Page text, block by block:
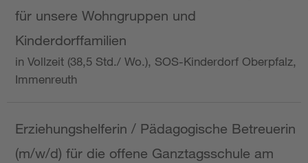
für unsere Wohngruppen und
Kinderdorffamilien
in Vollzeit (38,5 Std./ Wo.), SOS-Kinderdorf Oberpfalz,
Immenreuth
Erziehungshelferin / Pädagogische Betreuerin
(m/w/d) für die offene Ganztagsschule am